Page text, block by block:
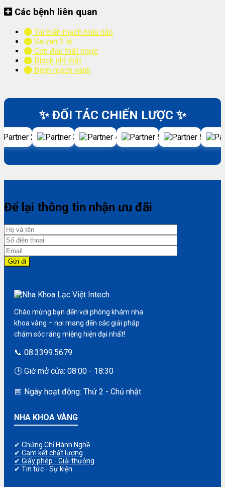
Các bệnh liên quan
Tai biến mạch máu não
Sa van 2 lá
Cơn đau thắt ngực
Block nhĩ thất
Bệnh mạch vành
✨ ĐỐI TÁC CHIẾN LƯỢC ✨
Để lại thông tin nhận ưu đãi
Chào mừng bạn đến với phòng khám nha
khoa vàng – nơi mang đến các giải pháp
chăm sóc răng miệng hiện đại nhất!
📞 08.3399.5679
🕒 Giờ mở cửa: 08:00 - 18:30
📅 Ngày hoạt động: Thứ 2 - Chủ nhật
NHA KHOA VÀNG
✔ Chứng Chỉ Hành Nghề
✔ Cam kết chất lượng
✔ Giấy phép - Giải thưởng
✔ Tin tức - Sự kiện